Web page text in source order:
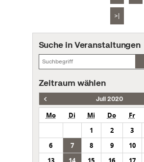
>|
Suche in Veranstaltungen
Zeitraum wählen
Juli 2020
Mo Di Mi Do Fr
1
2 3
6
7 8 9 10